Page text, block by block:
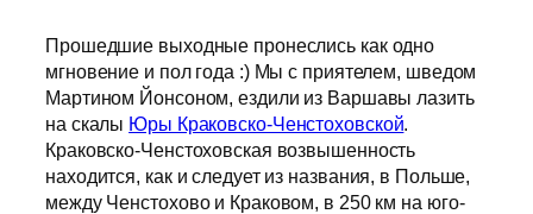
Прошедшие выходные пронеслись как одно
мгновение и пол года :) Мы с приятелем, шведом
Мартином Йонсоном, ездили из Варшавы лазить
на скалы Юры Краковско-Ченстоховской.
Краковско-Ченстоховская возвышенность
находится, как и следует из названия, в Польше,
между Ченстохово и Краковом, в 250 км на юго-